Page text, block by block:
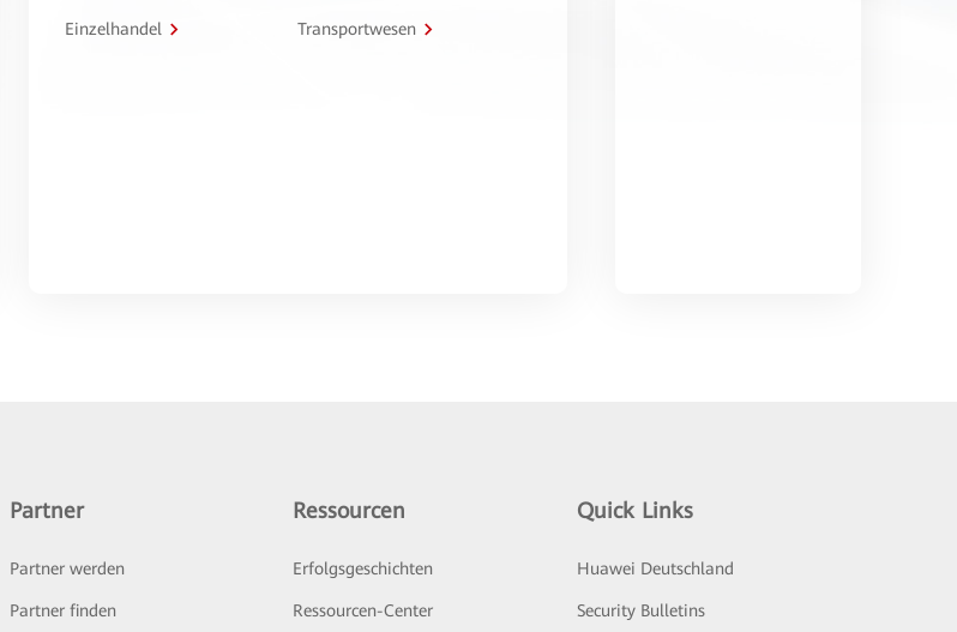
Einzelhandel Transportwesen
Partner
Partner werden
Partner finden
Ressourcen
Erfolgsgeschichten
Ressourcen-Center
Quick Links
Huawei Deutschland
Security Bulletins